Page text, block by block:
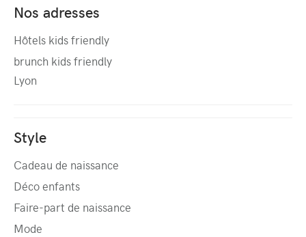
Nos adresses
Hôtels kids friendly
brunch kids friendly
Lyon
Style
Cadeau de naissance
Déco enfants
Faire-part de naissance
Mode